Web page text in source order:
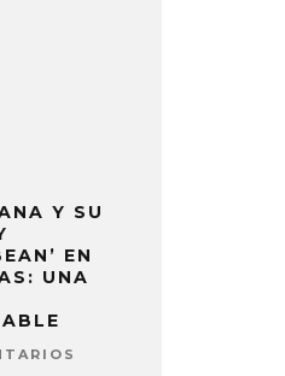
Y SU
EN
UNA